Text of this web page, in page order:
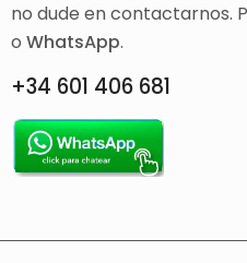
no dude en contactarnos.
o WhatsApp.
+34 601 406 681